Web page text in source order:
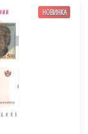
НОВИНКА